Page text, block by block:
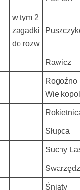
w tym 2
zagadki
do rozw
Rawicz
Rogoźno
Słupca
Suchy
Swarzędz
Śniaty